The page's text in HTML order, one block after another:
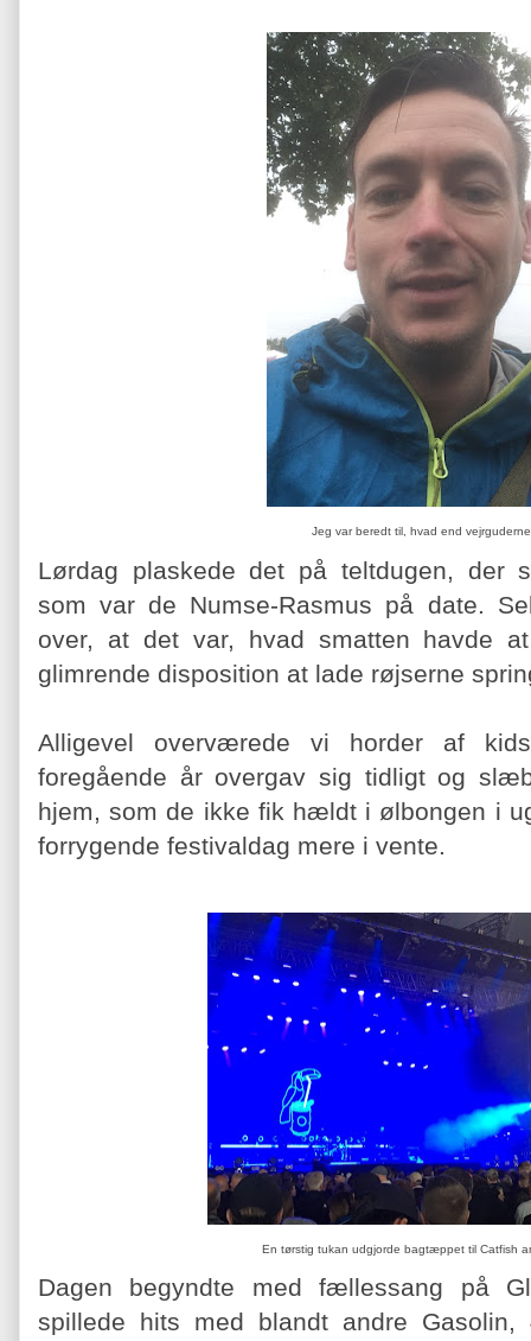
Jeg var beredt til, hvad end
Lørdag plaskede det på teltdugen, der
som var de Numse-Rasmus på date.
over, at det var, hvad smatten havde
glimrende disposition at lade røjserne
Alligevel overværede vi horder af
foregående år overgav sig tidligt og
hjem, som de ikke fik hældt i ølbongen i
forrygende festivaldag mere i vente.
En tørstig tukan udgjorde bagtæppet til Catfish
Dagen begyndte med fællessang på
spillede hits med blandt andre